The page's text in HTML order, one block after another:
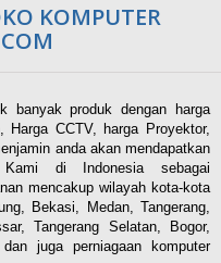
KOMPUTER
banyak produk dengan harga
CCTV, harga Proyektor,
anda akan mendapatkan
di Indonesia sebagai
mencakup wilayah kota-kota
Bekasi, Medan, Tangerang,
Tangerang Selatan, Bogor,
juga perniagaan komputer